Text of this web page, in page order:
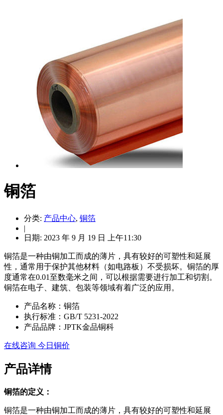
铜箔
分类: 产品中心, 铜箔
|
日期: 2023 年 9 月 19 日 上午11:30
铜箔是一种由铜加工而成的薄片，具有较好的可塑性和延展
性，通常用于保护其他材料（如电路板）不受损坏。铜箔的厚
度通常在0.01至数毫米之间，可以根据需要进行加工和切割。
铜箔在电子、建筑、包装等领域有着广泛的应用。
产品名称：铜箔
执行标准：GB/T 5231-2022
产品品牌：JPTK金品铜科
在线咨询 今日铜价
产品详情
铜箔的定义：
铜箔是一种由铜加工而成的薄片，具有较好的可塑性和延展